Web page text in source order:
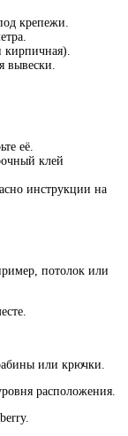
крепежи.
кирпичная).
вывески.
её.
клей
инструкции на
потолок или
или крючки.
расположения.